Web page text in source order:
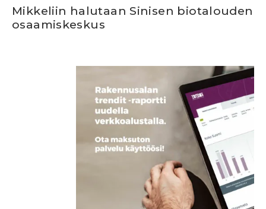
Mikkeliin halutaan Sinisen biotalouden
osaamiskeskus